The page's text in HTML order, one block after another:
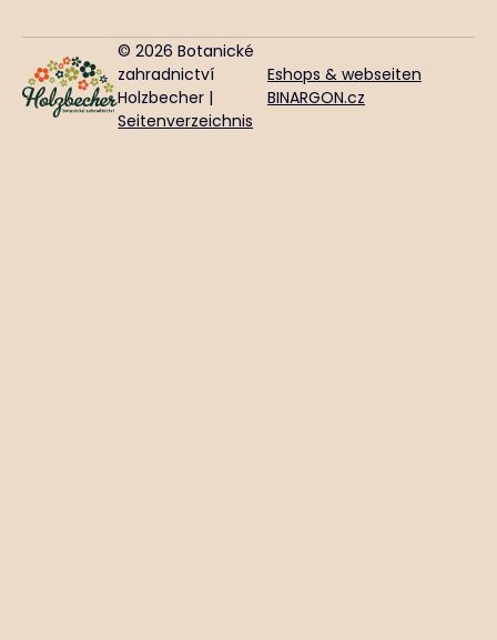
© 2026 Botanické
zahradnictví
Holzbecher |
Seitenverzeichnis
Eshops & webseiten
BINARGON.cz